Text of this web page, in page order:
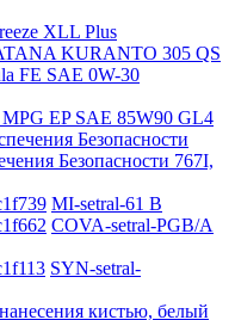
XLL Plus
KURANTO 305 QS
FE SAE 0W-30
EP SAE 85W90 GL4
Безопасности 767I,
MI-setral-61 B
COVA-setral-PGB/A
SYN-setral-